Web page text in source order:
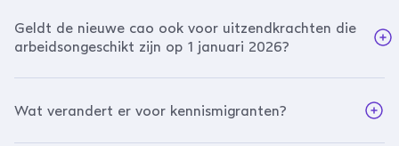
Geldt de nieuwe cao ook voor uitzendkrachten die
arbeidsongeschikt zijn op 1 januari 2026?
Wat verandert er voor kennismigranten?